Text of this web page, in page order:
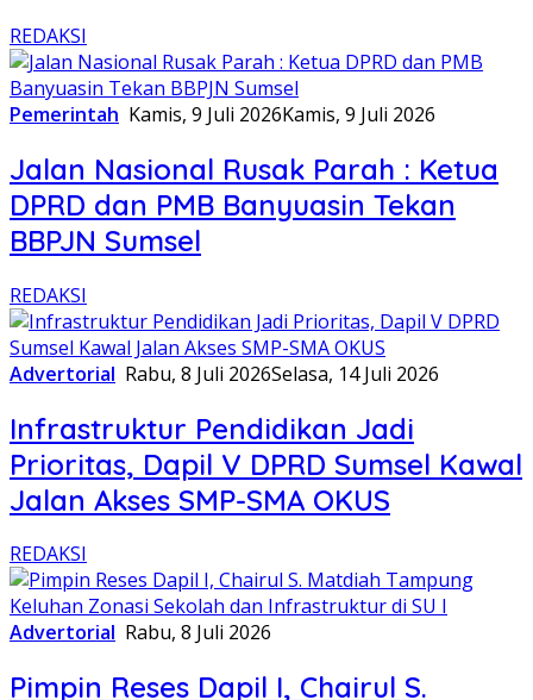
REDAKSI
Pemerintah Kamis, 9 Juli 2026Kamis, 9 Juli 2026
Jalan Nasional Rusak Parah : Ketua
DPRD dan PMB Banyuasin Tekan
BBPJN Sumsel
REDAKSI
Advertorial Rabu, 8 Juli 2026Selasa, 14 Juli 2026
Infrastruktur Pendidikan Jadi
Prioritas, Dapil V DPRD Sumsel Kawal
Jalan Akses SMP-SMA OKUS
REDAKSI
Advertorial Rabu, 8 Juli 2026
Pimpin Reses Dapil I, Chairul S.